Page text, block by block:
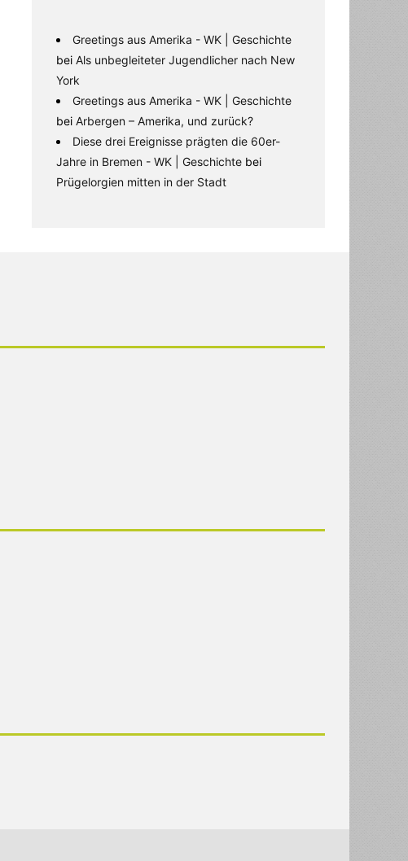
Greetings aus Amerika - WK | Geschichte
bei Als unbegleiteter Jugendlicher nach New
York
Greetings aus Amerika - WK | Geschichte
bei Arbergen – Amerika, und zurück?
Diese drei Ereignisse prägten die 60er-
Jahre in Bremen - WK | Geschichte bei
Prügelorgien mitten in der Stadt